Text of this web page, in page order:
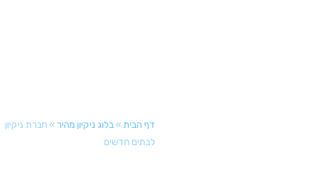
»בלוג ניקיון מהיר »חברת ניקיון
לבתים חדשים